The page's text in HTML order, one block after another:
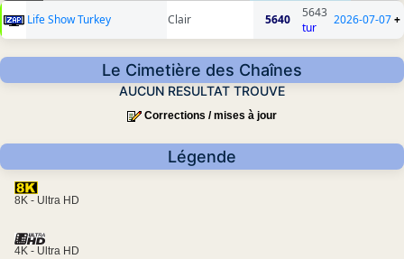
Life Show Turkey Clair 5640
5643
tur
2026-07-07+
Le Cimetière des Chaînes
AUCUN RESULTAT TROUVE
Corrections / mises à jour
Légende
8K - Ultra HD
4K - Ultra HD